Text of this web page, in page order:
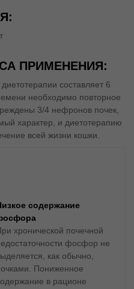
ПРИМЕНЕНИЯ:
составляет 6
необходимо повторное
3/4 нефронов почек,
характер, и диетотерапию
всей жизни кошки.
содержание
хронической почечной
фосфор не
как обычно,
Пониженное
в рационе